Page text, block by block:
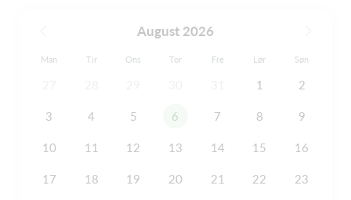
August 2026
Man Tir Ons Tor Fre Lør Søn
1 2
3 4 5 6 7 8 9
10 11 12 13 14 15 16
17 18 19 20 21 22 23